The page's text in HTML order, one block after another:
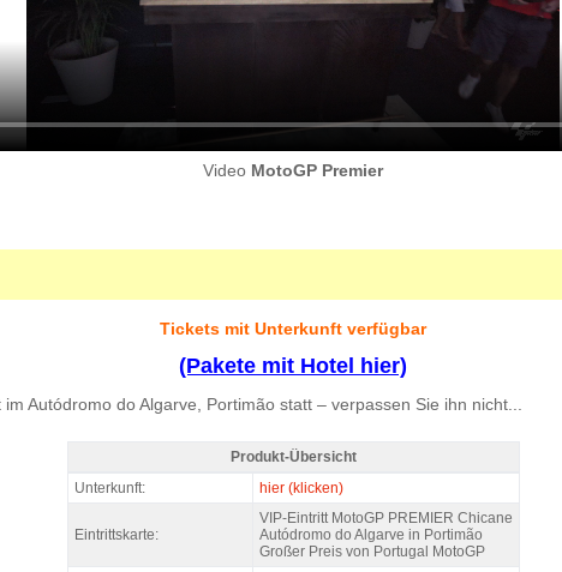
Video MotoGP Premier
Tickets mit Unterkunft verfügbar
(Pakete mit Hotel hier)
Autódromo do Algarve, Portimão statt – verpassen Sie ihn nicht...
MotoGP Premier Chicane Portugal 2026 - Produkt-Übersicht
Produkt-Übersicht
Unterkunft:
hier (klicken)
Eintrittskarte:
VIP-Eintritt MotoGP PREMIER Chicane
Autódromo do Algarve in Portimão
Großer Preis von Portugal MotoGP